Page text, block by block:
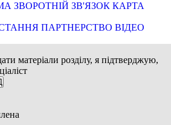
ЗВОРОТНІЙ ЗВ'ЯЗОК КАРТА
ПАРТНЕРСТВО ВІДЕО
матеріали розділу, я підтверджую,